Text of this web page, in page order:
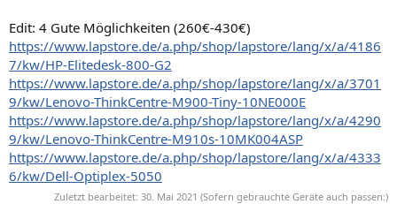
Edit: 4 Gute Möglichkeiten (260€-430€)
https://www.lapstore.de/a.php/shop/lapstore/lang/x/a/4186
7/kw/HP-Elitedesk-800-G2
https://www.lapstore.de/a.php/shop/lapstore/lang/x/a/3701
9/kw/Lenovo-ThinkCentre-M900-Tiny-10NE000E
https://www.lapstore.de/a.php/shop/lapstore/lang/x/a/4290
9/kw/Lenovo-ThinkCentre-M910s-10MK004ASP
https://www.lapstore.de/a.php/shop/lapstore/lang/x/a/4333
6/kw/Dell-Optiplex-5050
Zuletzt bearbeitet: 30. Mai 2021 (Sofern gebrauchte Geräte auch passen:)